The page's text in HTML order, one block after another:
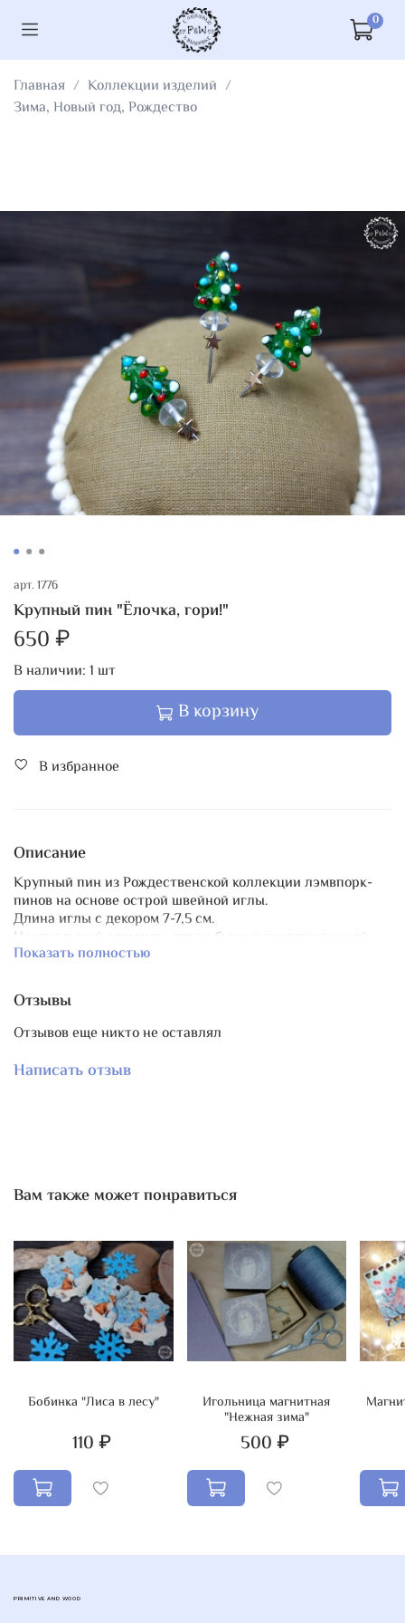
0
Главная
Коллекции изделий
Зима, Новый год, Рождество
арт.1776
Крупный пин "Ёлочка, гори!"
650 ₽
В наличии: 1 шт
В корзину
В избранное
Описание
Крупный пин из Рождественской коллекции лэмвпорк-
пинов на основе острой швейной иглы.
Длина иглы с декором 7-7,5 см.
Центральный элемент - яркая бусина лэмворк ручной
работы в виде украшенной разноцветными шарами
Размер бусины ~1,5х2 см.
Дополнительный декор - бусина из прозрачного
чешского стекла Preciosa Ornela, будто упавшая с ёлки
льдинка и бусинка в форме звездочки золотистого цвета.
Всё вместе очень празднично и ярко смотрится!
Показать полностью
Отзывы
Отзывов еще никто не оставлял
Написать отзыв
Вам также может понравиться
Бобинка "Лиса в лесу"
110 ₽
Игольница магнитная
"Нежная зима"
500 ₽
PRIMITIVE AND WOOD